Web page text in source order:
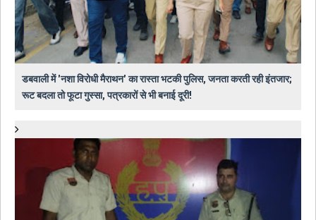
डबवाली में 'नशा विरोधी मैराथन' का रास्ता भटकी पुलिस, जनता करती रही इंतजार;
रूट बदला तो फूटा गुस्सा, पत्रकारों से भी बनाई दूरी!